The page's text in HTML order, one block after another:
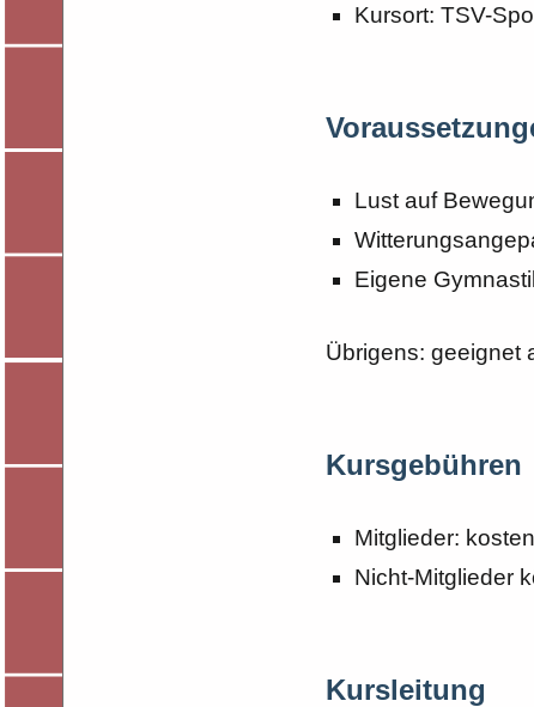
Kursort: TSV-
Lust auf
Eigene
Übrigens: geeignet
Kursgebühren
Mitglieder:
Nicht-Mitglieder
Kursleitung